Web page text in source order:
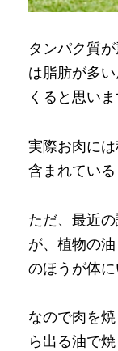
タンパク質
は脂肪が多
くると思いま
実際お肉に
含まれている
ただ、最近
が、植物の
のほうが体に
なので肉を
ら出る油で